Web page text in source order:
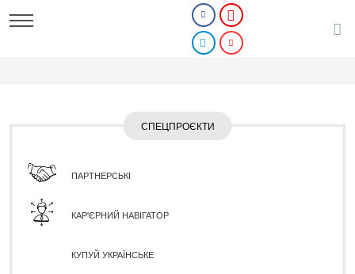
СПЕЦПРОЄКТИ
ПАРТНЕРСЬКІ
КАР'ЄРНИЙ НАВІГАТОР
КУПУЙ УКРАЇНСЬКЕ